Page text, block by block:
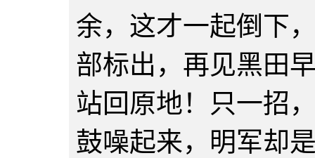
余，这才一起倒下
部标出，再见黑田
站回原地！只一招
鼓噪起来，明军却